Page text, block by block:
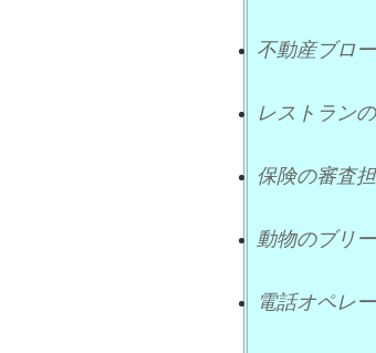
不動産ブロ
レストラン
保険の審査
動物のブリ
電話オペレ